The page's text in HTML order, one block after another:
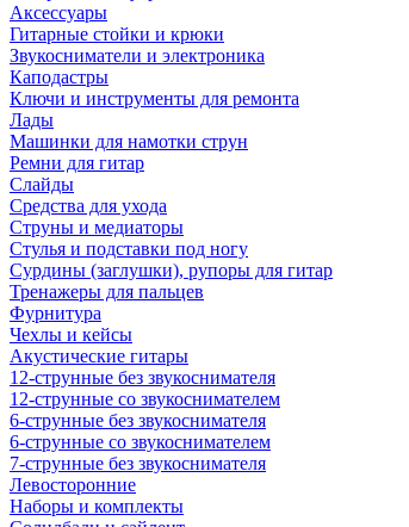
Аксессуары
Гитарные стойки и крюки
Звукосниматели и электроника
Каподастры
Ключи и инструменты для ремонта
Лады
Машинки для намотки струн
Ремни для гитар
Слайды
Средства для ухода
Струны и медиаторы
Стулья и подставки под ногу
Сурдины (заглушки), рупоры для гитар
Тренажеры для пальцев
Фурнитура
Чехлы и кейсы
Акустические гитары
12-струнные без звукоснимателя
12-струнные со звукоснимателем
6-струнные без звукоснимателя
6-струнные со звукоснимателем
7-струнные без звукоснимателя
Левосторонние
Наборы и комплекты